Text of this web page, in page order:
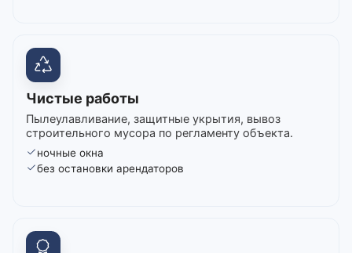
Чистые работы
Пылеулавливание, защитные укрытия, вывоз
строительного мусора по регламенту объекта.
ночные окна
без остановки арендаторов